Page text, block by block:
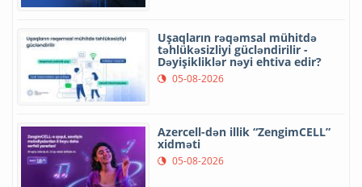
Uşaqların rəqəmsal mühitdə
təhlükəsizliyi gücləndirilir -
Dəyişikliklər nəyi ehtiva edir?
05-08-2026
Azercell-dən illik “ZengimCELL”
xidməti
05-08-2026